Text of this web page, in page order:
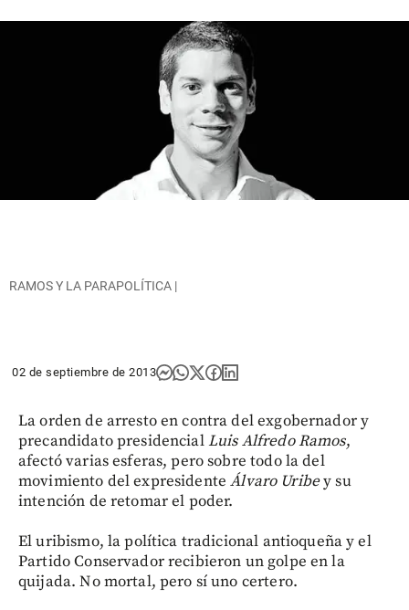
RAMOS Y LA PARAPOLÍTICA |
02 de septiembre de 2013
La orden de arresto en contra del exgobernador y
precandidato presidencialLuis Alfredo Ramos,
afectó varias esferas, pero sobre todo la del
movimiento del expresidenteÁlvaro Uribey su
intención de retomar el poder.
El uribismo, la política tradicional antioqueña y el
Partido Conservador recibieron un golpe en la
quijada. No mortal, pero sí uno certero.